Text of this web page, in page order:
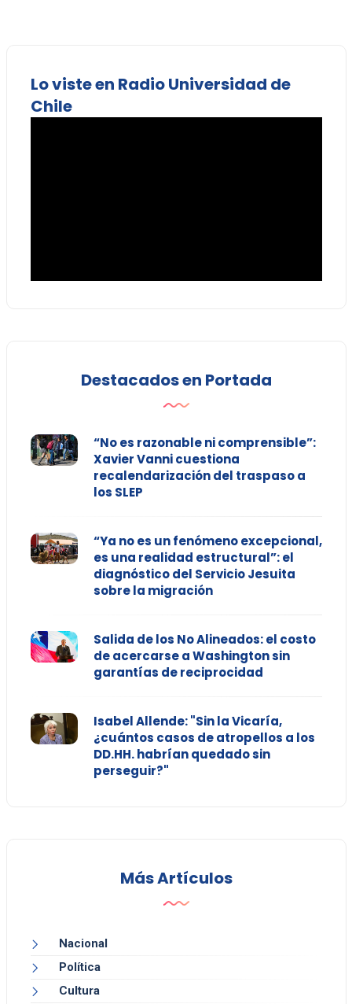
Lo viste en Radio Universidad de
Chile
Destacados en Portada
“No es razonable ni comprensible”:
Xavier Vanni cuestiona
recalendarización del traspaso a
los SLEP
“Ya no es un fenómeno excepcional,
es una realidad estructural”: el
diagnóstico del Servicio Jesuita
sobre la migración
Salida de los No Alineados: el costo
de acercarse a Washington sin
garantías de reciprocidad
Isabel Allende: "Sin la Vicaría,
¿cuántos casos de atropellos a los
DD.HH. habrían quedado sin
perseguir?"
Más Artículos
Nacional
Política
Cultura